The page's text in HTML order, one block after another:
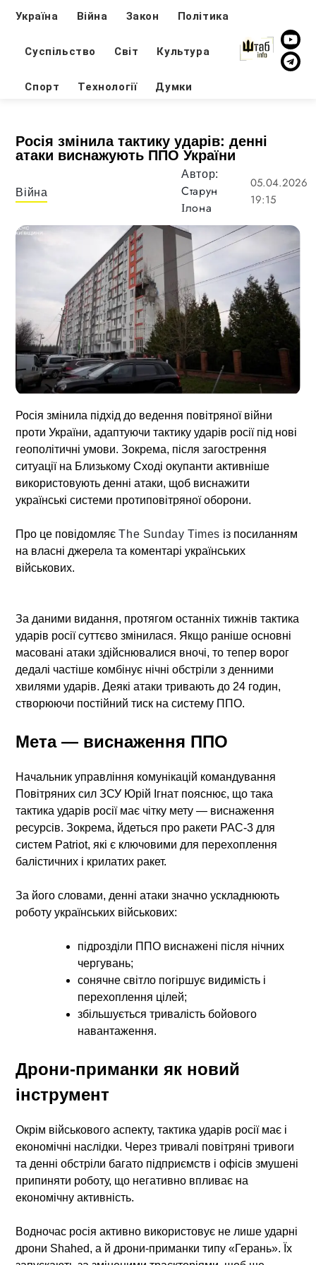
Україна Війна Закон Політика
Суспільство Світ Культура
Спорт Технології Думки
Росія змінила тактику ударів: денні
атаки виснажують ППО України
Війна
Автор:
Старун
Ілона
05.04.2026
19:15
Росія змінила підхід до ведення повітряної війни
проти України, адаптуючитактику ударів росіїпід нові
геополітичні умови. Зокрема, після загострення
ситуації на Близькому Сході окупанти активніше
використовують денні атаки, щоб виснажити
українські системи протиповітряної оборони.
Про це повідомляєThe Sunday Times із посиланням
на власні джерела та коментарі українських
військових.
За даними видання, протягом останніх тижнівтактика
ударів росіїсуттєво змінилася. Якщо раніше основні
масовані атаки здійснювалися вночі, то тепер ворог
дедалі частіше комбінує нічні обстріли з денними
хвилями ударів. Деякі атаки тривають до 24 годин,
створюючи постійний тиск на систему ППО.
Мета — виснаження ППО
Начальник управління комунікацій командування
Повітряних сил ЗСУ Юрій Ігнат пояснює, що така
тактика ударів росіїмає чітку мету — виснаження
ресурсів. Зокрема, йдеться про ракети PAC-3 для
систем Patriot, які є ключовими для перехоплення
балістичних і крилатих ракет.
За його словами, денні атаки значно ускладнюють
роботу українських військових:
підрозділи ППО виснажені після нічних
чергувань;
сонячне світло погіршує видимість і
перехоплення цілей;
збільшується тривалість бойового
навантаження.
Дрони-приманки як новий
інструмент
Окрім військового аспекту,тактика ударів росіїмає і
економічні наслідки. Через тривалі повітряні тривоги
та денні обстріли багато підприємств і офісів змушені
припиняти роботу, що негативно впливає на
економічну активність.
Водночас росія активно використовує не лише ударні
дрони Shahed, а й дрони-приманки типу «Герань». Їх